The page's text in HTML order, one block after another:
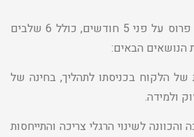
מסלול להצלחה פיננסית פרוס על פני 5 חודשים, כולל 6 שלבים
הנושאים הבאים:
של הלקוח בכניסתו לתהליך, בחינה של
ולמידה.
והכוונה לשינוי הרגלי צריכה והתייחסות